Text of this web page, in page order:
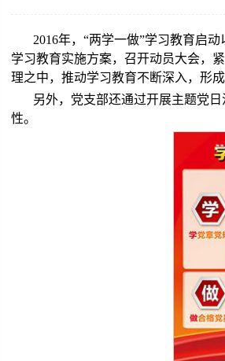
2016年，“两学一做”学习教育启
学习教育实施方案，召开动员大会，
理之中，推动学习教育不断深入，形
另外，党支部还通过开展主题党
性。